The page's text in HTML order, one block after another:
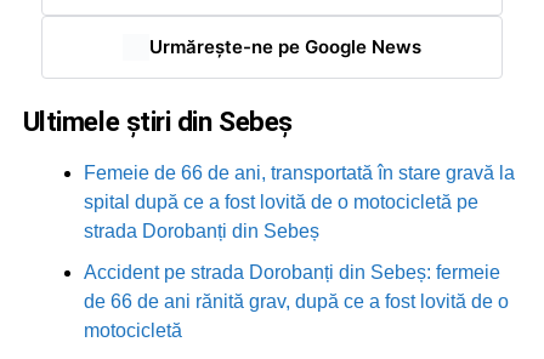
Urmărește-ne pe Google News
Ultimele știri din Sebeș
Femeie de 66 de ani, transportată în stare gravă la
spital după ce a fost lovită de o motocicletă pe
strada Dorobanți din Sebeș
Accident pe strada Dorobanți din Sebeș: fermeie
de 66 de ani rănită grav, după ce a fost lovită de o
motocicletă